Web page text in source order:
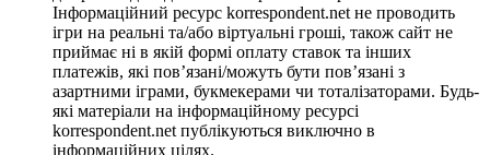
Інформаційний ресурс korrespondent.net не проводить
ігри на реальні та/або віртуальні гроші, також сайт не
приймає ні в якій формі оплату ставок та інших
платежів, які пов’язані/можуть бути пов’язані з
азартними іграми, букмекерами чи тоталізаторами. Будь-
які матеріали на інформаційному ресурсі
korrespondent.net публікуються виключно в
інформаційних цілях.